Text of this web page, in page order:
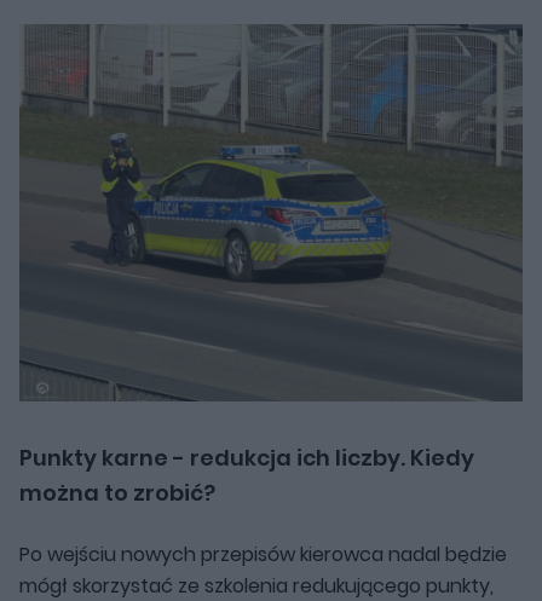
Punkty karne - redukcja ich liczby. Kiedy
można to zrobić?
Po wejściu nowych przepisów kierowca nadal będzie
mógł skorzystać ze szkolenia redukującego punkty,